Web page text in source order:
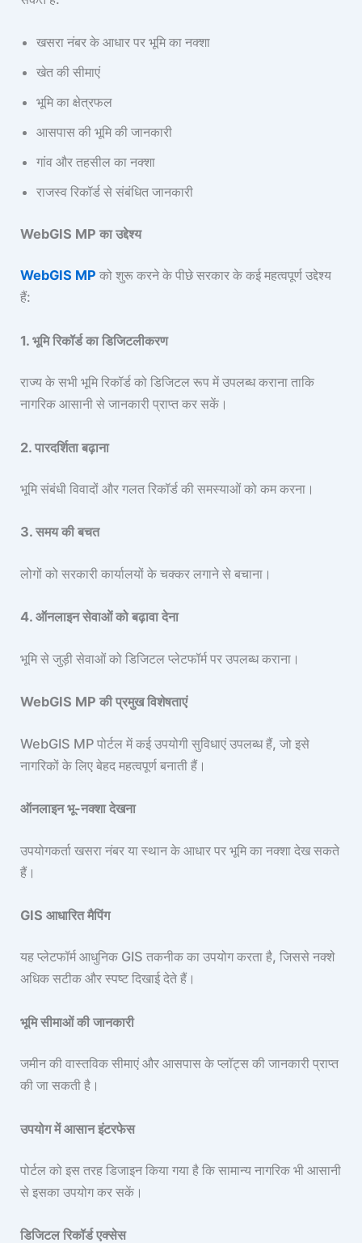
खसरा नंबर के आधार पर भूमि का नक्शा
खेत की सीमाएं
भूमि का क्षेत्रफल
आसपास की भूमि की जानकारी
गांव और तहसील का नक्शा
राजस्व रिकॉर्ड से संबंधित जानकारी
WebGIS MP का उद्देश्य
WebGIS MP को शुरू करने के पीछे सरकार के कई महत्वपूर्ण उद्देश्य
हैं:
1. भूमि रिकॉर्ड का डिजिटलीकरण
राज्य के सभी भूमि रिकॉर्ड को डिजिटल रूप में उपलब्ध कराना ताकि
नागरिक आसानी से जानकारी प्राप्त कर सकें।
2. पारदर्शिता बढ़ाना
भूमि संबंधी विवादों और गलत रिकॉर्ड की समस्याओं को कम करना।
3. समय की बचत
लोगों को सरकारी कार्यालयों के चक्कर लगाने से बचाना।
4. ऑनलाइन सेवाओं को बढ़ावा देना
भूमि से जुड़ी सेवाओं को डिजिटल प्लेटफॉर्म पर उपलब्ध कराना।
WebGIS MP की प्रमुख विशेषताएं
WebGIS MP पोर्टल में कई उपयोगी सुविधाएं उपलब्ध हैं, जो इसे
नागरिकों के लिए बेहद महत्वपूर्ण बनाती हैं।
ऑनलाइन भू-नक्शा देखना
उपयोगकर्ता खसरा नंबर या स्थान के आधार पर भूमि का नक्शा देख सकते
हैं।
GIS आधारित मैपिंग
यह प्लेटफॉर्म आधुनिक GIS तकनीक का उपयोग करता है, जिससे नक्शे
अधिक सटीक और स्पष्ट दिखाई देते हैं।
भूमि सीमाओं की जानकारी
जमीन की वास्तविक सीमाएं और आसपास के प्लॉट्स की जानकारी प्राप्त
की जा सकती है।
उपयोग में आसान इंटरफेस
पोर्टल को इस तरह डिजाइन किया गया है कि सामान्य नागरिक भी आसानी
से इसका उपयोग कर सकें।
डिजिटल रिकॉर्ड एक्सेस